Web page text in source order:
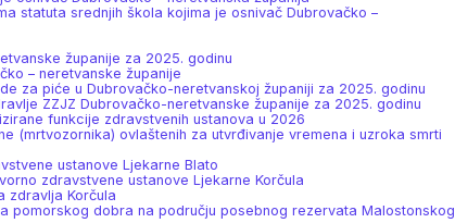
statuta srednjih škola kojima je osnivač Dubrovačko –
županije za 2025. godinu
– neretvanske županije
za piće u Dubrovačko-neretvanskoj županiji za 2025. godinu
ZZJZ Dubrovačko-neretvanske županije za 2025. godinu
funkcije zdravstvenih ustanova u 2026
(mrtvozornika) ovlaštenih za utvrđivanje vremena i uzroka smrti
ustanove Ljekarne Blato
zdravstvene ustanove Ljekarne Korčula
zdravlja Korčula
pomorskog dobra na području posebnog rezervata Malostonskog